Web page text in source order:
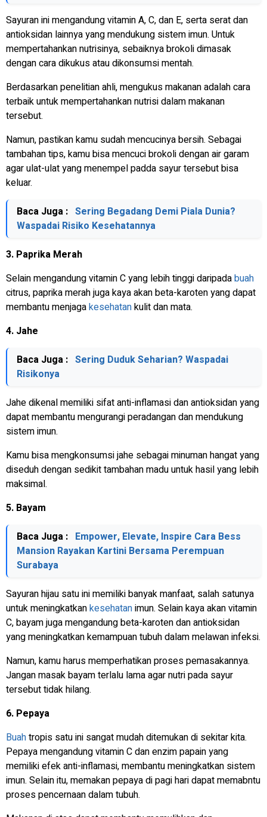
Sayuran ini mengandung vitamin A, C, dan E, serta serat dan
antioksidan lainnya yang mendukung sistem imun. Untuk
mempertahankan nutrisinya, sebaiknya brokoli dimasak
dengan cara dikukus atau dikonsumsi mentah.
Berdasarkan penelitian ahli, mengukus makanan adalah cara
terbaik untuk mempertahankan nutrisi dalam makanan
tersebut.
Namun, pastikan kamu sudah mencucinya bersih. Sebagai
tambahan tips, kamu bisa mencuci brokoli dengan air garam
agar ulat-ulat yang menempel padda sayur tersebut bisa
keluar.
Baca Juga : Sering Begadang Demi Piala Dunia?
Waspadai Risiko Kesehatannya
3. Paprika Merah
Selain mengandung vitamin C yang lebih tinggi daripadabuah
citrus, paprika merah juga kaya akan beta-karoten yang dapat
membantu menjagakesehatankulit dan mata.
4. Jahe
Baca Juga : Sering Duduk Seharian? Waspadai
Risikonya
Jahe dikenal memiliki sifat anti-inflamasi dan antioksidan yang
dapat membantu mengurangi peradangan dan mendukung
sistem imun.
Kamu bisa mengkonsumsi jahe sebagai minuman hangat yang
diseduh dengan sedikit tambahan madu untuk hasil yang lebih
maksimal.
5. Bayam
Baca Juga : Empower, Elevate, Inspire Cara Bess
Mansion Rayakan Kartini Bersama Perempuan
Surabaya
Sayuran hijau satu ini memiliki banyak manfaat, salah satunya
untuk meningkatkankesehatanimun. Selain kaya akan vitamin
C, bayam juga mengandung beta-karoten dan antioksidan
yang meningkatkan kemampuan tubuh dalam melawan infeksi.
Namun, kamu harus memperhatikan proses pemasakannya.
Jangan masak bayam terlalu lama agar nutri pada sayur
tersebut tidak hilang.
6. Pepaya
Buahtropis satu ini sangat mudah ditemukan di sekitar kita.
Pepaya mengandung vitamin C dan enzim papain yang
memiliki efek anti-inflamasi, membantu meningkatkan sistem
imun. Selain itu, memakan pepaya di pagi hari dapat memabntu
proses pencernaan dalam tubuh.